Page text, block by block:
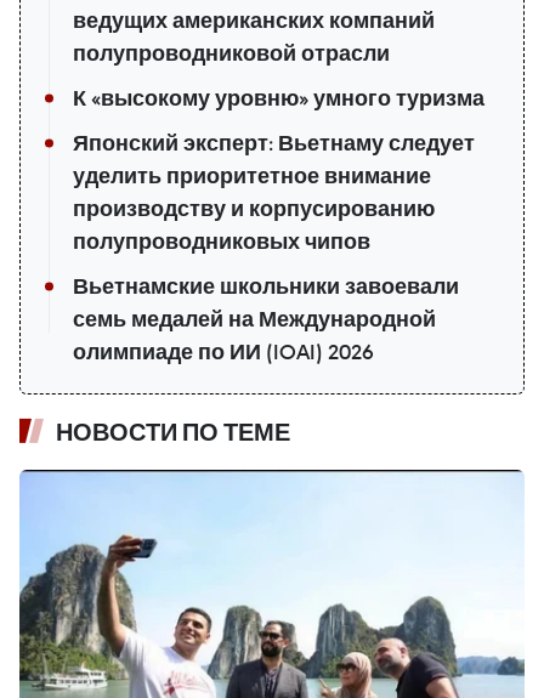
ведущих американских компаний
полупроводниковой отрасли
К «высокому уровню» умного туризма
Японский эксперт: Вьетнаму следует
уделить приоритетное внимание
производству и корпусированию
полупроводниковых чипов
Вьетнамские школьники завоевали
семь медалей на Международной
олимпиаде по ИИ (IOAI) 2026
НОВОСТИ ПО ТЕМЕ